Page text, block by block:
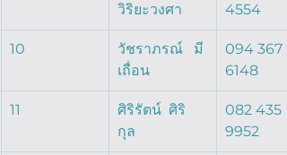
วิริยะวงศา
4554
10
วัชราภรณ์   มี
เถื่อน
094 367
6148
11
ศิริรัตน์  ศิริ
กุล
082 435
9952